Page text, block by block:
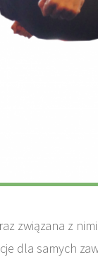
związana z
dla samych